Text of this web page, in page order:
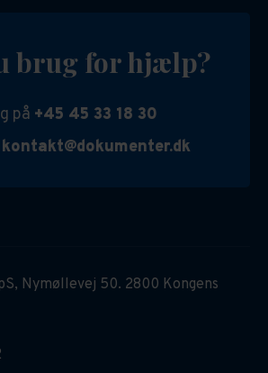
brug for hjælp?
på +45 45 33 18 30
kontakt@dokumenter.dk
Nymøllevej 50. 2800 Kongens